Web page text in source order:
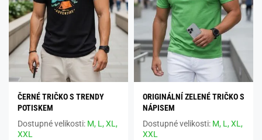
ČERNÉ TRIČKO S TRENDY
POTISKEM
Dostupné velikosti: M, L,XL,
XXL
ORIGINÁLNÍ ZELENÉ TRIČKO S
NÁPISEM
Dostupné velikosti: M, L,XL,
XXL